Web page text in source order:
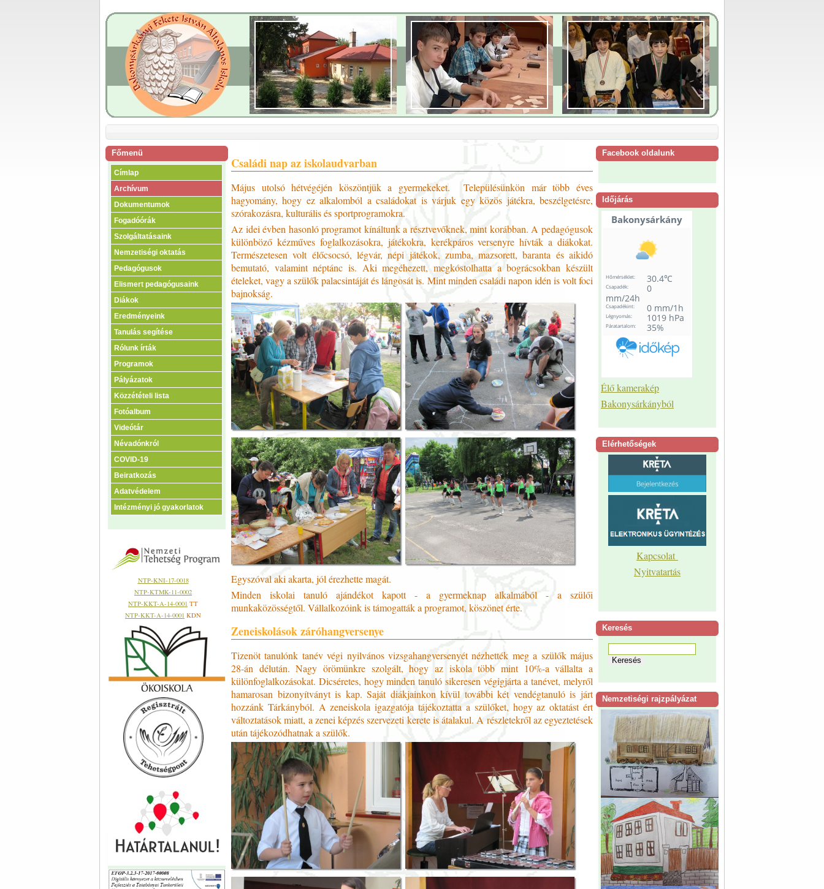
Főmenü
Címlap
Archívum
Dokumentumok
Fogadóórák
Szolgáltatásaink
Nemzetiségi oktatás
Pedagógusok
Elismert pedagógusaink
Diákok
Eredményeink
Tanulás segítése
Rólunk írták
Programok
Pályázatok
Közzétételi lista
Fotóalbum
Videótár
Névadónkról
COVID-19
Beiratkozás
Adatvédelem
Intézményi jó gyakorlatok
NTP-KNI-17-0018
NTP-KTMK-11-0002
NTP-KKT-A-14-0001 TT
NTP-KKT-A-14-0001 KDN
Családi nap az iskolaudvarban
Május utolsó hétvégéjén köszöntjük a gyermekeket. Településünkön már több éves
hagyomány, hogy ez alkalomból a családokat is várjuk egy közös játékra, beszélgetésre,
szórakozásra, kulturális és sportprogramokra.
Az idei évben hasonló programot kínáltunk a résztvevőknek, mint korábban. A pedagógusok
különböző kézműves foglalkozásokra, játékokra, kerékpáros versenyre hívták a diákokat.
Természetesen volt élőcsocsó, légvár, népi játékok, zumba, mazsorett, baranta és aikidó
bemutató, valamint néptánc is. Aki megéhezett, megkóstolhatta a bográcsokban készült
ételeket, vagy a szülők palacsintáját és lángosát is. Mint minden családi napon idén is volt foci
bajnokság.
Egyszóval aki akarta, jól érezhette magát.
Minden iskolai tanuló ajándékot kapott - a gyermeknap alkalmából - a szülői
munkaközösségtől. Vállalkozóink is támogatták a programot, köszönet érte.
Zeneiskolások záróhangversenye
Tizenöt tanulónk tanév végi nyilvános vizsgahangversenyét nézhették meg a szülők május
28-án délután. Nagy örömünkre szolgált, hogy az iskola több mint 10%-a vállalta a
különfoglalkozásokat. Dicséretes, hogy minden tanuló sikeresen végigjárta a tanévet, melyről
hamarosan bizonyítványt is kap. Saját diákjainkon kívül további két vendégtanuló is járt
hozzánk Tárkányból. A zeneiskola igazgatója tájékoztatta a szülőket, hogy az oktatást ért
változtatások miatt, a zenei képzés szervezeti kerete is átalakul. A részletekről az egyeztetések
után tájékozódhatnak a szülők.
Facebook oldalunk
Időjárás
Élő kamerakép
Bakonysárkányból
Elérhetőségek
Kapcsolat
Nyitvatartás
Keresés
Nemzetiségi rajzpályázat